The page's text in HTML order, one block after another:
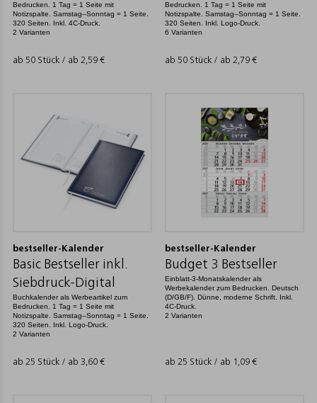
Bedrucken. 1 Tag = 1 Seite mit
Notizspalte. Samstag–Sonntag = 1 Seite.
320 Seiten. Inkl. 4C-Druck.
2 Varianten
ab 50 Stück / ab 2,59 €
Bedrucken. 1 Tag = 1 Seite mit
Notizspalte. Samstag–Sonntag = 1 Seite.
320 Seiten. Inkl. Logo-Druck.
6 Varianten
ab 50 Stück / ab 2,79 €
bestseller-Kalender
Basic Bestseller inkl.
Siebdruck-Digital
Buchkalender als Werbeartikel zum
Bedrucken. 1 Tag = 1 Seite mit
Notizspalte. Samstag–Sonntag = 1 Seite.
320 Seiten. Inkl. Logo-Druck.
2 Varianten
ab 25 Stück / ab 3,60 €
bestseller-Kalender
Budget 3 Bestseller
Einblatt-3-Monatskalender als
Werbekalender zum Bedrucken. Deutsch
(D/GB/F). Dünne, moderne Schrift. Inkl.
4C-Druck.
2 Varianten
ab 25 Stück / ab 1,09 €